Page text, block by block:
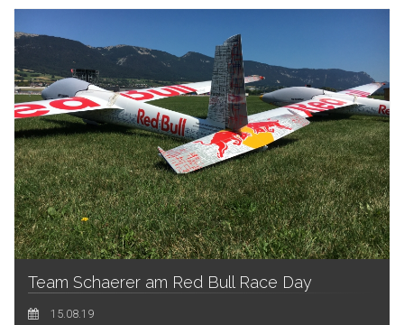
Team Schaerer am Red Bull Race Day
15.08.19